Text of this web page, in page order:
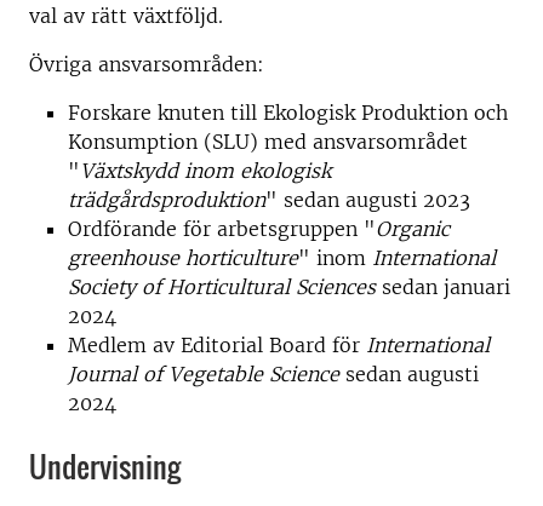
val av rätt växtföljd.
Övriga ansvarsområden:
Forskare knuten till Ekologisk Produktion och
Konsumption (SLU) med ansvarsområdet
" Växtskydd inom ekologisk
trädgårdsproduktion" sedan augusti 2023
Ordförande för arbetsgruppen "Organic
greenhouse horticulture" inom International
Society of Horticultural Sciencessedan januari
2024
Medlem av Editorial Board för International
Journal of Vegetable Sciencesedan augusti
2024
Undervisning